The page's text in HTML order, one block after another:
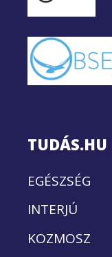
TUDÁS.HU
EGÉSZSÉG
INTERJÚ
KOZMOSZ